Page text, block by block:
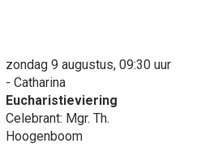
zondag 9 augustus, 09:30 uur
- Catharina
Eucharistieviering
Celebrant: Mgr. Th.
Hoogenboom